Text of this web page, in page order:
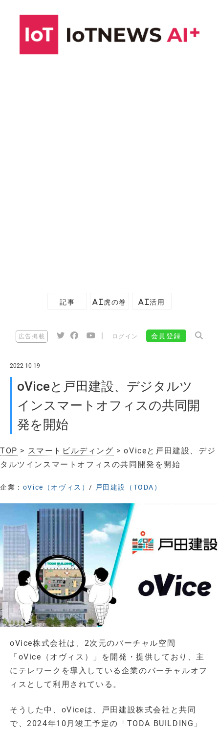
記事 AI虎の巻 AI活用
広告掲載 ログイン 会員登録
2022-10-19
oViceと戸田建設、デジタルツ
インスマートオフィスの共同開
発を開始
TOP > スマートビルディング > oViceと戸田建設、デジ
タルツインスマートオフィスの共同開発を開始
企業： oVice（オヴィス）/ 戸田建設（TODA）
oVice株式会社は、2次元のバーチャル空間
「oVice（オヴィス）」を開発・提供しており、主
にテレワークを導入している企業のバーチャルオフ
ィスとして利用されている。
そうした中、oViceは、戸田建設株式会社と共同
で、2024年10月竣工予定の「TODA BUILDING」